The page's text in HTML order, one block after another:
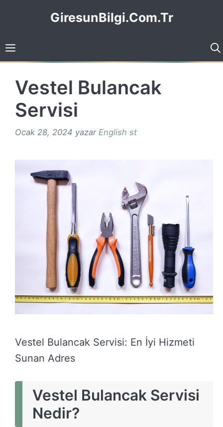
GiresunBilgi.Com.Tr
Vestel Bulancak
Servisi
Ocak 28, 2024 yazar English st
Vestel Bulancak Servisi: En İyi Hizmeti
Sunan Adres
Vestel Bulancak Servisi
Nedir?